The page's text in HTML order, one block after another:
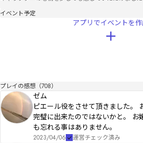
イベント予定
アプリでイベントを
プレイの感想（708）
ゼム
ピエール役をさせて頂きました。
完璧に出来たのではないかと。 お
も忘れる事はありません。
2023/04/06 運営チェック済み